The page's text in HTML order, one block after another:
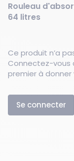
Rouleau
64 litres
Ce produit n’a
Connectez-vous
premier à donner
Se connecter